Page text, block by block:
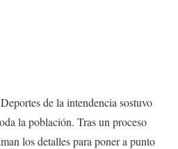
de la intendencia sostuvo
la población. Tras un proceso
los detalles para poner a punto